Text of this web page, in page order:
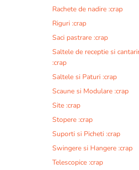
Rachete de nadire :crap
Riguri :crap
Saci pastrare :crap
Saltele de receptie si
:crap
Saltele si Paturi :crap
Scaune si Modulare :crap
Site :crap
Stopere :crap
Suporti si Picheti :crap
Swingere si Hangere :crap
Telescopice :crap